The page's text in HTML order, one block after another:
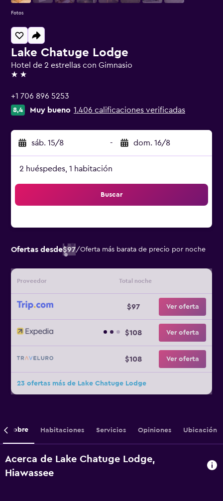
Lake Chatuge Lodge
Hotel de 2 estrellas con Gimnasio
2 estrellas
+1 706 896 5253
8,4 Muy bueno 1.406 calificaciones verificadas
sáb. 15/8 - dom. 16/8
2 huéspedes, 1 habitación
Buscar
Ofertas desde$97/Oferta más barata de precio por noche
Proveedor Total noche
$97 Ver oferta
$108 Ver oferta
$108 Ver oferta
23 ofertas más de Lake Chatuge Lodge
Fotos
Sobre Habitaciones Servicios Opiniones Ubicación
Acerca de Lake Chatuge Lodge,
Hiawassee